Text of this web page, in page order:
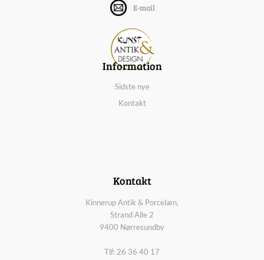
E-mail
Information
Sidste nye
Kontakt
Kontakt
Kinnerup Antik & Porcelæn,
Strand Alle 2
9400 Nørresundby
Tlf: 26 36 40 17